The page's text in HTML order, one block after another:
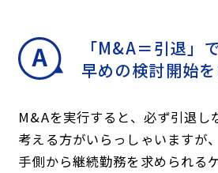
「M&A＝引退」
早めの検討開始
M&Aを実行すると、必ず引退し
考える方がいらっしゃいますが
手側から継続勤務を求められる